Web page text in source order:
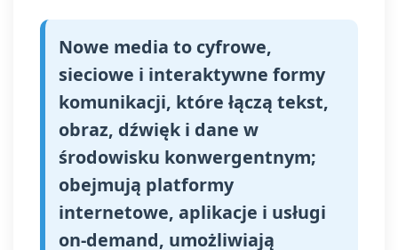
Nowe media to cyfrowe,
sieciowe i interaktywne formy
komunikacji, które łączą tekst,
obraz, dźwięk i dane w
środowisku konwergentnym;
obejmują platformy
internetowe, aplikacje i usługi
on‑demand, umożliwiają